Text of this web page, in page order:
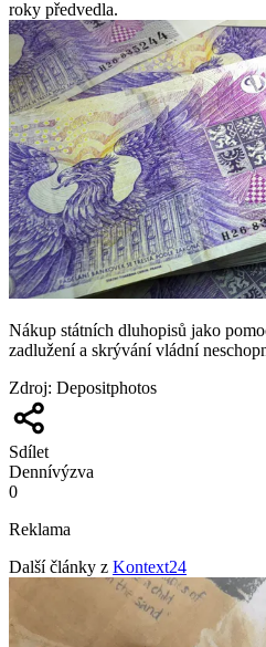
roky předvedla.
Nákup státních dluhopisů jako
zadlužení a skrývání vládní
Zdroj: Depositphotos
Sdílet
Dennívýzva
0
Reklama
Další články z Kontext24